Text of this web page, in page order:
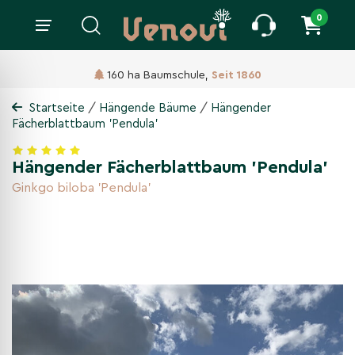
0
160 ha Baumschule, Seit 1860
Startseite / Hängende Bäume / Hängender
Fächerblattbaum 'Pendula'
Hängender Fächerblattbaum 'Pendula'
Ginkgo biloba 'Pendula'